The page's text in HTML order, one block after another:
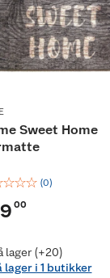
Sweet Home
☆☆☆ (0)
00
lager (+20)
lager i 1 butikker